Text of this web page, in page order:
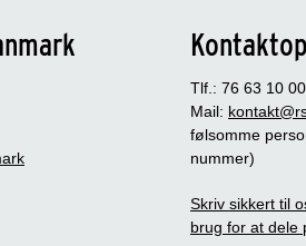
Tlf.: 76 63 10 00
Mail:
følsomme
nummer)
Skriv sikkert til
brug for at dele